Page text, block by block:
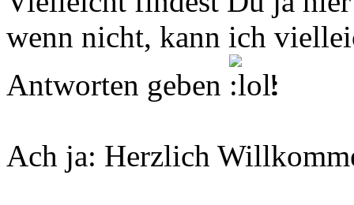
wenn nicht, kann ich
Antworten geben
!
Ach ja: Herzlich